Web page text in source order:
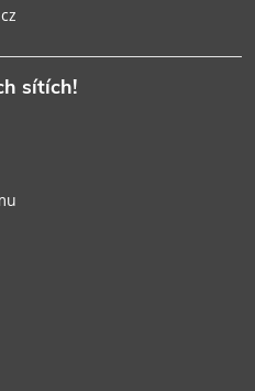
sítích!